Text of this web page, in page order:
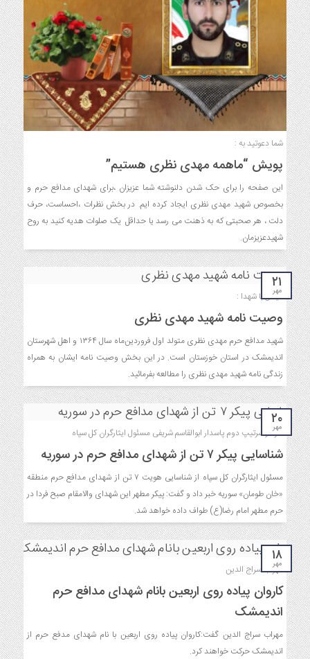
شما دعوتید به :
پویش “ماهمه مهدی نظری هستیم”
این صفحه را برای حک شدن دلنوشته شما عزیزان ،برای شهدای مدافع حرم و
بخصوص شهید مهدی نظری ایجاد کرده ایم. در بخش نظرات ،احساست، حرف
دلت ، هر صحبتی که به ذهنت می رسد یا حداقل یک صلوات هدیه کنید به روح
شهیدعزیزمان.
۲۱
مهر
میثاق با شهدا :
وصیت نامه شهید مهدی نظری
شهید مدافع حرم مهدی نظری متولد اول فروردین‌ماه سال ۱۳۶۴ و اهل شهرستان
اندیمشک در استان خوزستان است. در این بخش وصیت نامه ایشان به همراه
زندگی نامه شهید مهدی نظری را مطالعه بفرمائید.
۲۰
مهر
سردار سرتیپ دوم پاسدار ابوالقاسم شریفی مسئول ایثارگران کل سپاه
شناسایی پیکر ۷ تن از شهدای مدافع حرم در سوریه
مسئول ایثارگران کل سپاه از شناسایی هویت ۷ تن از شهدای مدافع حرم منطقه
«خان طومان» سوریه خبر داد و گفت: پیکر مطهر این شهدای والامقام صبح فردا در
حرم مطهر امام رضا(ع) طواف داده خواهد شد.
۱۸
مهر
مهراب سراج الدین
کاروان پیاده روی اربعین بانام شهدای مدافع حرم
اندیمشک
مهراب سراج الدین گفت:کاروان پیاده روی اربعین با نام شهدای مدفع حرم از
اندیمشک حرکت خواهند کرد.